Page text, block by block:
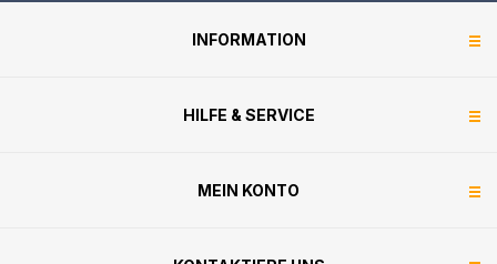
INFORMATION
HILFE & SERVICE
MEIN KONTO